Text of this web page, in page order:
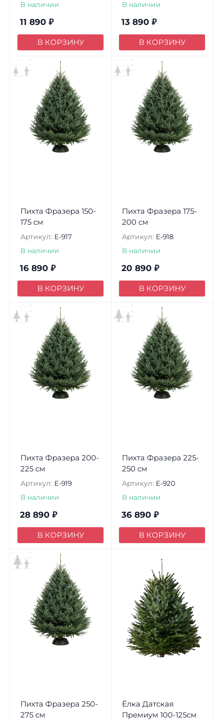
В наличии
11 890 ₽
В КОРЗИНУ
В наличии
13 890 ₽
В КОРЗИНУ
Пихта Фразера 150-
175 см
Артикул: E-917
В наличии
16 890 ₽
В КОРЗИНУ
Пихта Фразера 175-
200 см
Артикул: E-918
В наличии
20 890 ₽
В КОРЗИНУ
Пихта Фразера 200-
225 см
Артикул: E-919
В наличии
28 890 ₽
В КОРЗИНУ
Пихта Фразера 225-
250 см
Артикул: E-920
В наличии
36 890 ₽
В КОРЗИНУ
Пихта Фразера 250-
275 см
Ёлка Датская
Премиум 100-125см